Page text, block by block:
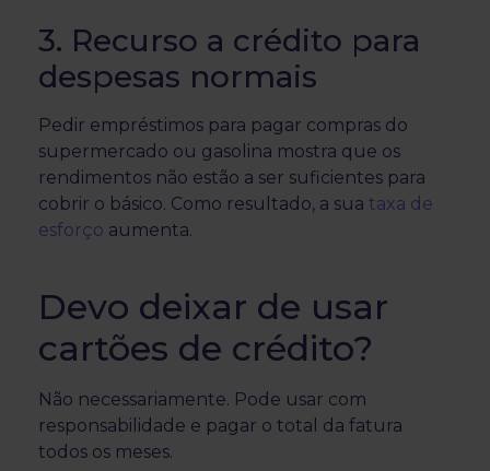
3. Recurso a crédito para
despesas normais
Pedir empréstimos para pagar compras do
supermercado ou gasolina mostra que os
rendimentos não estão a ser suficientes para
cobrir o básico. Como resultado, a sua taxa de
esforço aumenta.
Devo deixar de usar
cartões de crédito?
Não necessariamente. Pode usar com
responsabilidade e pagar o total da fatura
todos os meses.